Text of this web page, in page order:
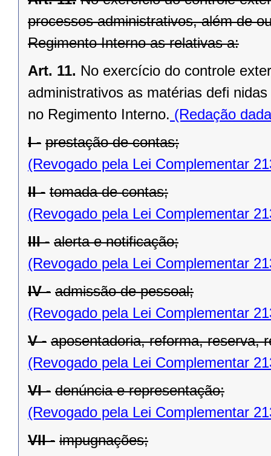
processos administrativos, além de
Regimento Interno as relativas a:
Art. 11. No exercício do controle
administrativos as matérias defi
no Regimento Interno. (Redação
I - prestação de contas;
(Revogado pela Lei Complementar
II - tomada de contas;
(Revogado pela Lei Complementar
III - alerta e notificação;
(Revogado pela Lei Complementar
IV - admissão de pessoal;
(Revogado pela Lei Complementar
V - aposentadoria, reforma, reserva,
(Revogado pela Lei Complementar
VI - denúncia e representação;
(Revogado pela Lei Complementar
VII - impugnações;